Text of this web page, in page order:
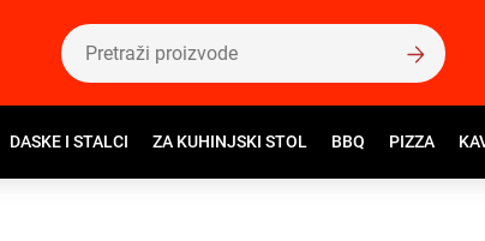
DASKE I STALCI ZA KUHINJSKI STOL BBQ PIZZA